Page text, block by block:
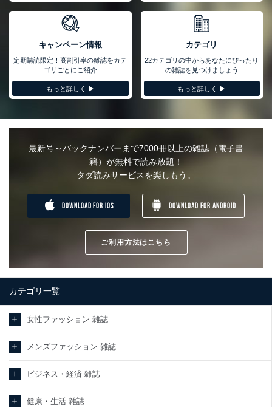
キャンペーン情報
定期購読限定！高割引率の雑誌をカテ
ゴリごとにご紹介
もっと詳しく ▶︎
カテゴリ
22カテゴリの中からあなたにぴったり
の雑誌を見つけましょう
もっと詳しく ▶︎
最新号～バックナンバーまで7000冊以上の雑誌（電子書
籍）が無料で読み放題！
タダ読みサービスを楽しもう。
DOWNLOAD FOR IOS DOWNLOAD FOR ANDROID
ご利用方法はこちら
カテゴリ一覧
女性ファッション 雑誌
メンズファッション 雑誌
ビジネス・経済 雑誌
健康・生活 雑誌